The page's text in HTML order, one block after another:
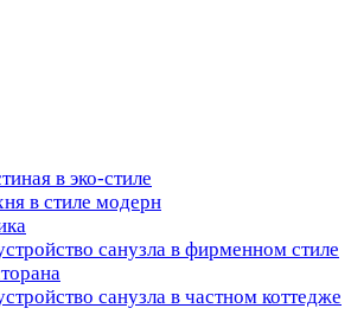
в эко-стиле
в стиле модерн
санузла в фирменном стиле
санузла в частном коттедже